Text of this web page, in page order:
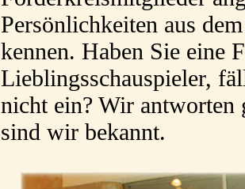
Persönlichkeiten aus
kennen. Haben Sie eine
Lieblingsschauspieler,
nicht ein? Wir antworten
sind wir bekannt.